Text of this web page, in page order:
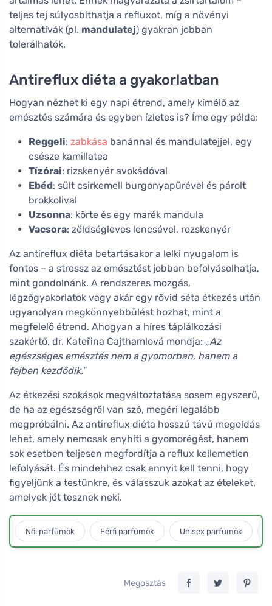
teljes tej súlyosbíthatja a refluxot, míg a növényi
alternatívák (pl. mandulatej) gyakran jobban
tolerálhatók.
Antireflux diéta a gyakorlatban
Hogyan nézhet ki egy napi étrend, amely kímélő az
emésztés számára és egyben ízletes is? Íme egy példa:
Reggeli: zabkása banánnal és mandulatejjel, egy
csésze kamillatea
Tízórai: rizskenyér avokádóval
Ebéd: sült csirkemell burgonyapürével és párolt
brokkolival
Uzsonna: körte és egy marék mandula
Vacsora: zöldségleves lencsével, rozskenyér
Az antireflux diéta betartásakor a lelki nyugalom is
fontos – a stressz az emésztést jobban befolyásolhatja,
mint gondolnánk. A rendszeres mozgás,
légzőgyakorlatok vagy akár egy rövid séta étkezés után
ugyanolyan megkönnyebbülést hozhat, mint a
megfelelő étrend. Ahogyan a híres táplálkozási
szakértő, dr. Kateřina Cajthamlová mondja: „Az
egészséges emésztés nem a gyomorban, hanem a
fejben kezdődik."
Az étkezési szokások megváltoztatása sosem egyszerű,
de ha az egészségről van szó, megéri legalább
megpróbálni. Az antireflux diéta hosszú távú megoldás
lehet, amely nemcsak enyhíti a gyomorégést, hanem
sok esetben teljesen megfordítja a reflux kellemetlen
lefolyását. És mindehhez csak annyit kell tenni, hogy
figyeljünk a testünkre, és válasszuk azokat az ételeket,
amelyek jót tesznek neki.
Női parfümök Férfi parfümök Unisex parfümök
Megosztás